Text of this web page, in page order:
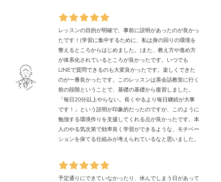
レッスンの目的が明確で、事前に説明があったのが良かっ
たです！(学習に集中するために、私は身の回りの環境を
整えるところからはじめました。)また、教え方や進め方
が体系化されているところが良かったです。いつでも
LINEで質問できるのも大変良かったです。楽しくできた
のが一番良かったです。このレッスンは英会話教室に行く
前の段階ということで、基礎の基礎から復習しました。
「毎日20分以上やらない。長くやるより毎日継続が大事
です！」という説明が印象的だったのですが、このように
勉強する環境作りを支援してくれる点が良かったです。本
人のやる気次第で効率良く学習ができるような、モチベー
ションを保てる仕組みが考えられているなと思いました。
予定通りにできていなかったり、休んでしまう日があって